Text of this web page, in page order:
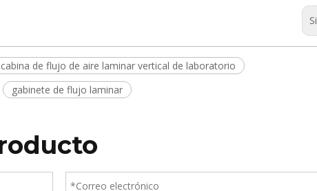
cabina de flujo de aire laminar vertical de laboratorio
gabinete de flujo laminar